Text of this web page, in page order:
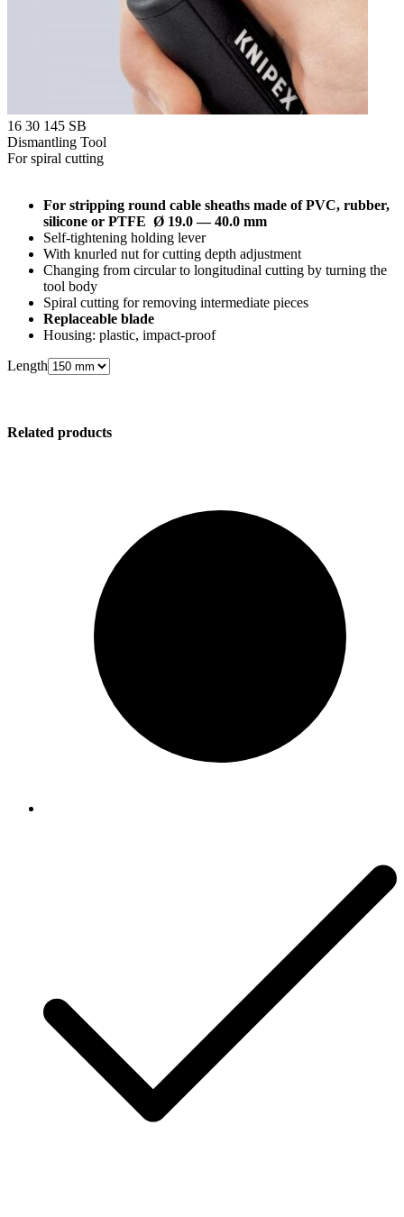
16 30 145 SB
Dismantling Tool
For spiral cutting
For stripping round cable sheaths made of PVC, rubber,
silicone or PTFE Ø 19.0 — 40.0 mm
Self-tightening holding lever
With knurled nut for cutting depth adjustment
Changing from circular to longitudinal cutting by turning the
tool body
Spiral cutting for removing intermediate pieces
Replaceable blade
Housing: plastic, impact-proof
Length
Related products